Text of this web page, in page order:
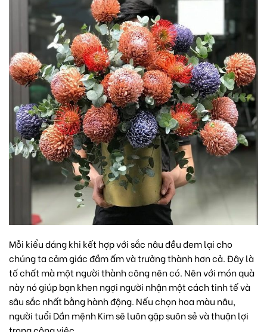
Mỗi kiểu dáng khi kết hợp với sắc nâu đều đem lại cho
chúng ta cảm giác đầm ấm và trưởng thành hơn cả. Đây là
tố chất mà một người thành công nên có. Nên với món quà
này nó giúp bạn khen ngợi người nhận một cách tinh tế và
sâu sắc nhất bằng hành động. Nếu chọn hoa màu nâu,
người tuổi Dần mệnh Kim sẽ luôn gặp suôn sẻ và thuận lợi